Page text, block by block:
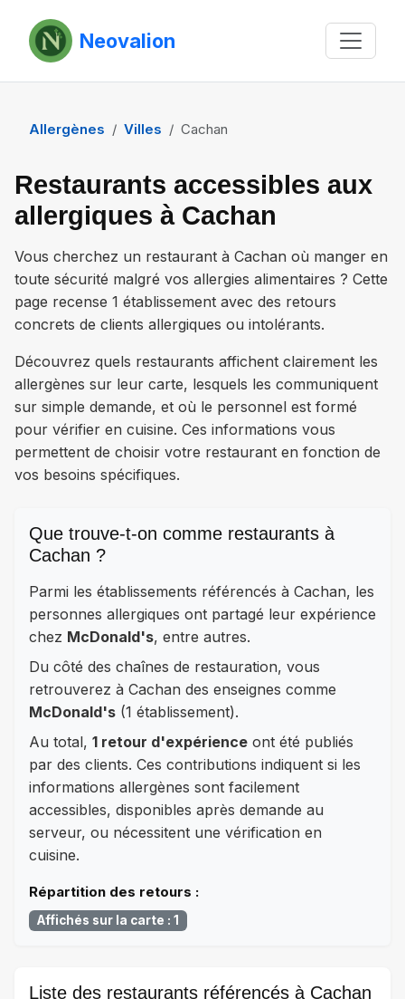
Neovalion
Allergènes Villes Cachan
Restaurants accessibles aux
allergiques à Cachan
Vous cherchez un restaurant à Cachan où manger en
toute sécurité malgré vos allergies alimentaires ? Cette
page recense 1 établissement avec des retours
concrets de clients allergiques ou intolérants.
Découvrez quels restaurants affichent clairement les
allergènes sur leur carte, lesquels les communiquent
sur simple demande, et où le personnel est formé
pour vérifier en cuisine. Ces informations vous
permettent de choisir votre restaurant en fonction de
vos besoins spécifiques.
Que trouve-t-on comme restaurants à
Cachan ?
Parmi les établissements référencés à Cachan, les
personnes allergiques ont partagé leur expérience
chez McDonald's, entre autres.
Du côté des chaînes de restauration, vous
retrouverez à Cachan des enseignes comme
McDonald's (1 établissement).
Au total, 1 retour d'expérience ont été publiés
par des clients. Ces contributions indiquent si les
informations allergènes sont facilement
accessibles, disponibles après demande au
serveur, ou nécessitent une vérification en
cuisine.
Répartition des retours :
Affichés sur la carte : 1
Liste des restaurants référencés à Cachan